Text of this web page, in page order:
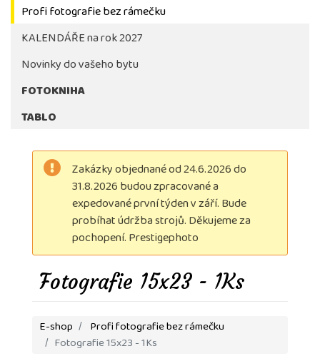
Profi fotografie bez rámečku
KALENDÁŘE na rok 2027
Novinky do vašeho bytu
FOTOKNIHA
TABLO
Zakázky objednané od 24.6.2026 do
31.8.2026 budou zpracované a
expedované první týden v září. Bude
probíhat údržba strojů. Děkujeme za
pochopení. Prestigephoto
Fotografie 15x23 - 1Ks
E-shop Profi fotografie bez rámečku
Fotografie 15x23 - 1Ks